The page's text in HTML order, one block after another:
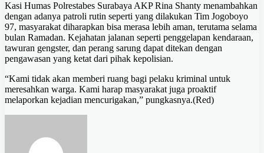
Kasi Humas Polrestabes Surabaya AKP Rina Shanty menambahkan
dengan adanya patroli rutin seperti yang dilakukan Tim Jogoboyo
97, masyarakat diharapkan bisa merasa lebih aman, terutama selama
bulan Ramadan. Kejahatan jalanan seperti penggelapan kendaraan,
tawuran gengster, dan perang sarung dapat ditekan dengan
pengawasan yang ketat dari pihak kepolisian.
“Kami tidak akan memberi ruang bagi pelaku kriminal untuk
meresahkan warga. Kami harap masyarakat juga proaktif
melaporkan kejadian mencurigakan,” pungkasnya.(Red)